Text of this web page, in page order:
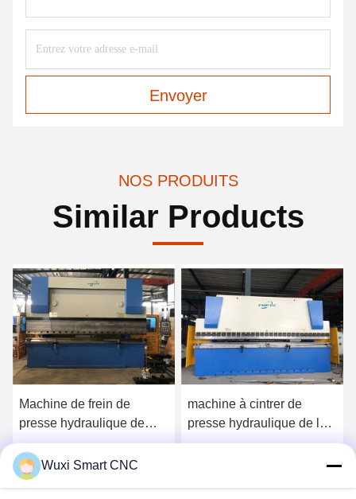
Envoyer
NOS PRODUITS
Similar Products
Machine de frein de
presse hydraulique de
commande numérique par
ordinateur de 160 Ton
Stainless Steel
Obtenez le meilleur prix
machine à cintrer de
presse hydraulique de la
profondeur OR de gorge
Obtenez le meilleur prix
Wuxi Smart CNC